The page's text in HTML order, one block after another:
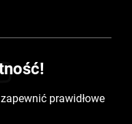
prawidłowe